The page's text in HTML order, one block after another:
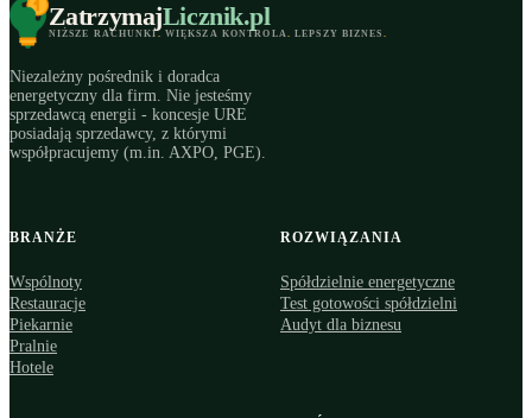
ZatrzymajLicznik.pl
NIŻSZE RACHUNKI. WIĘKSZA KONTROLA. LEPSZY BIZNES .
Niezależny pośrednik i doradca
energetyczny dla firm. Nie jesteśmy
sprzedawcą energii - koncesje URE
posiadają sprzedawcy, z którymi
współpracujemy (m.in. AXPO, PGE).
BRANŻE
Wspólnoty
Restauracje
Piekarnie
Pralnie
Hotele
ROZWIĄZANIA
Spółdzielnie energetyczne
Test gotowości spółdzielni
Audyt dla biznesu